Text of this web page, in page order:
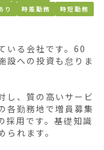
り 時差勤務
時短勤務
いる会社です。60
設への投資も怠りま
し、質の高いサービ
各勤務地で増員募集
採用です。基礎知識
れます。